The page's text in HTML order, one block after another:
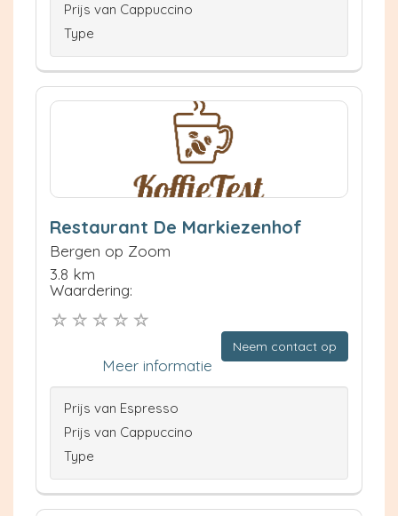
Prijs van Cappuccino
Type
Restaurant De Markiezenhof
Bergen op Zoom
3.8 km
Waardering:
Neem contact op
Meer informatie
Prijs van Espresso
Prijs van Cappuccino
Type